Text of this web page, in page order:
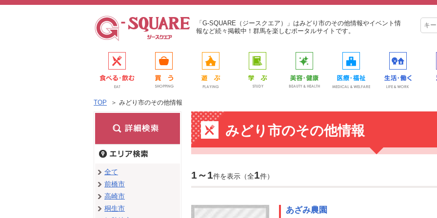
「G-SQUARE（ジースクエア）」はみどり市のその他情報やイベント情
報など続々掲載中！群馬を楽しむポータルサイトです。
TOP ＞ みどり市のその他情報
みどり市のその他情報
1～1件を表示（全1件）
あざみ農園
全て
前橋市
高崎市
桐生市